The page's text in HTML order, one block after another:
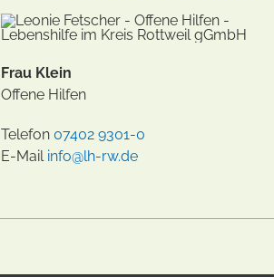
Frau Klein
Offene Hilfen
Telefon 07402 9301-0
E-Mail info@lh-rw.de